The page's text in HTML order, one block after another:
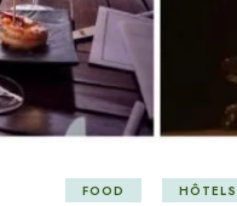
FOOD HÔTELS